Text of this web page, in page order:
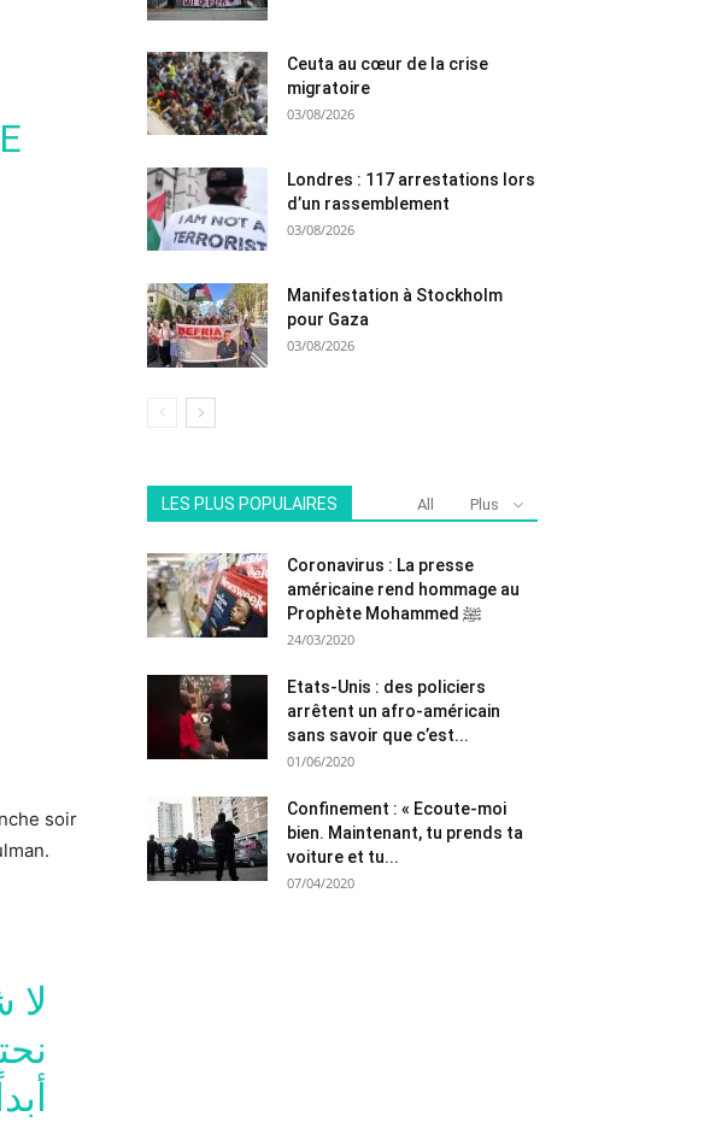
soir
لا
Ceuta au cœur de la crise
migratoire
03/08/2026
Londres : 117 arrestations lors
d’un rassemblement
03/08/2026
Manifestation à Stockholm
pour Gaza
03/08/2026
LES PLUS POPULAIRES All Plus
Coronavirus : La presse
américaine rend hommage au
Prophète Mohammed ﷺ
24/03/2020
Etats-Unis : des policiers
arrêtent un afro-américain
sans savoir que c’est...
01/06/2020
Confinement : « Ecoute-moi
bien. Maintenant, tu prends ta
voiture et tu...
07/04/2020